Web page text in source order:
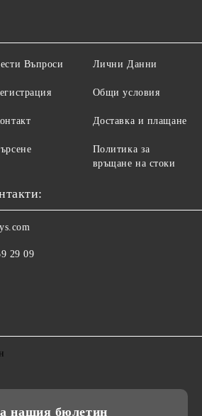
Въпроси Лични Данни
Общи условия
Доставка и плащане
Политика за
връщане на стоки
29 09
нашия бюлетин